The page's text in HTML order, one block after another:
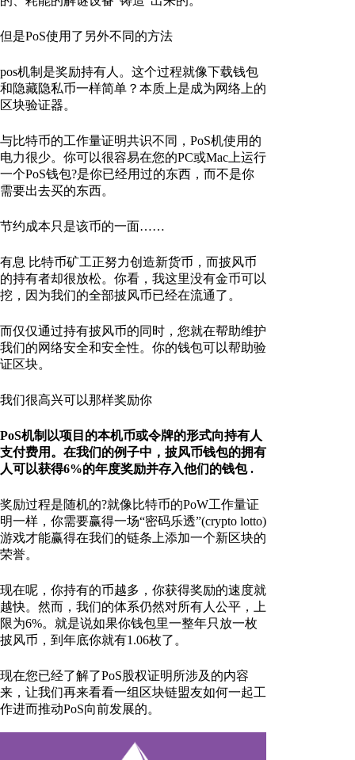
但是PoS使用了另外不同的方法
pos机制是奖励持有人。这个过程就像下载钱包
和隐藏隐私币一样简单？本质上是成为网络上的
区块验证器。
与比特币的工作量证明共识不同，PoS机使用的
电力很少。你可以很容易在您的PC或Mac上运行
一个PoS钱包?是你已经用过的东西，而不是你
需要出去买的东西。
节约成本只是该币的一面……
有息 比特币矿工正努力创造新货币，而披风币
的持有者却很放松。你看，我这里没有金币可以
挖，因为我们的全部披风币已经在流通了。
而仅仅通过持有披风币的同时，您就在帮助维护
我们的网络安全和安全性。你的钱包可以帮助验
证区块。
我们很高兴可以那样奖励你
PoS机制以项目的本机币或令牌的形式向持有人
支付费用。在我们的例子中，披风币钱包的拥有
人可以获得6%的年度奖励并存入他们的钱包 .
奖励过程是随机的?就像比特币的PoW工作量证
明一样，你需要赢得一场“密码乐透”(crypto lotto)
游戏才能赢得在我们的链条上添加一个新区块的
荣誉。
现在呢，你持有的币越多，你获得奖励的速度就
越快。然而，我们的体系仍然对所有人公平，上
限为6%。就是说如果你钱包里一整年只放一枚
披风币，到年底你就有1.06枚了。
现在您已经了解了PoS股权证明所涉及的内容
来，让我们再来看看一组区块链盟友如何一起工
作进而推动PoS向前发展的。